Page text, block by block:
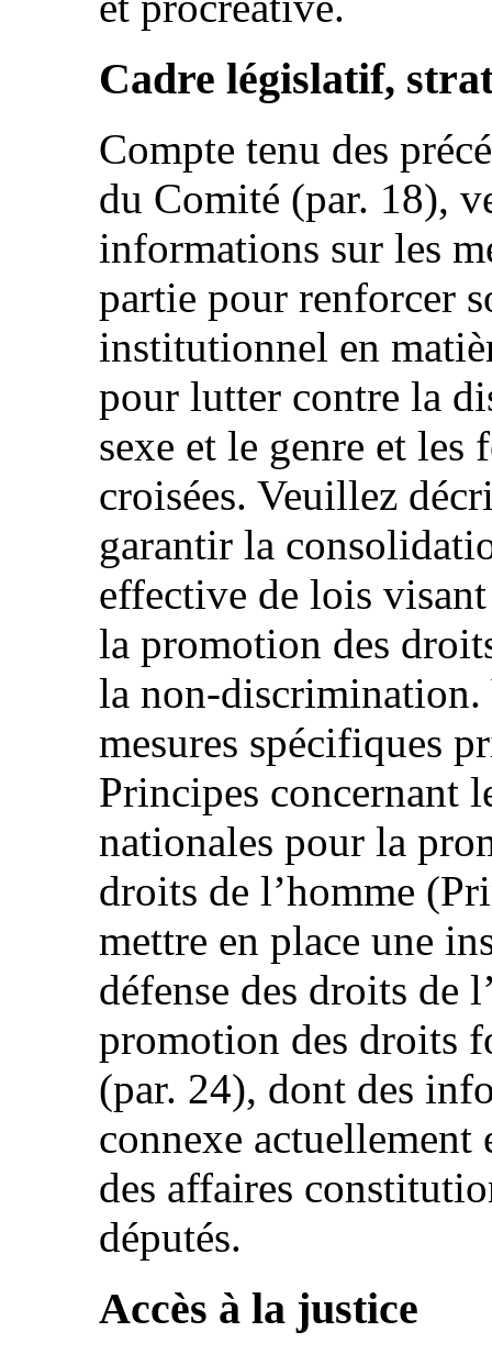
Cadre législatif,
Compte tenu des
du Comité (par. 18),
informations sur les
partie pour renforcer
institutionnel en
pour lutter contre la
sexe et le genre et
croisées. Veuillez
garantir la
effective de lois
la promotion des
la non-
mesures spécifiques
Principes concernant
nationales pour la
droits de l’homme
mettre en place une
défense des droits de
promotion des droits
(par. 24), dont des
connexe
des affaires
députés.
Accès à la justice